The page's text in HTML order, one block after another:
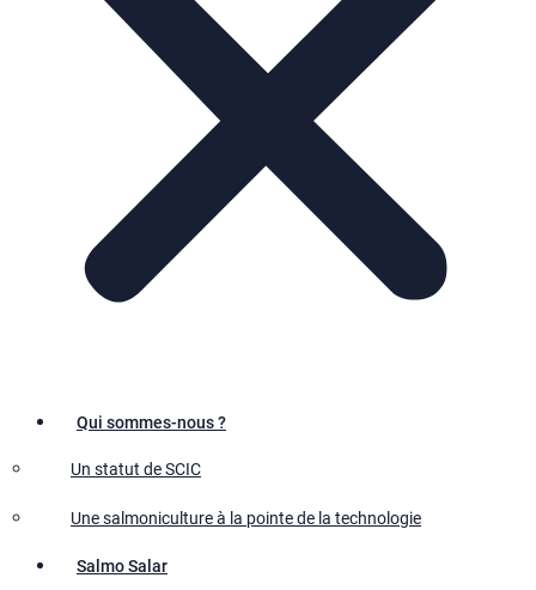
Qui sommes-nous ?
Un statut de SCIC
Une salmoniculture à la pointe de la technologie
Salmo Salar